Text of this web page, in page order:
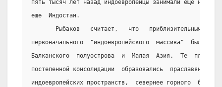
пять тысяч лет назад индоевропейцы занимали еще не
еще  Индостан.
Рыбаков   считает,   что   приблизительным
первоначального  "индоевропейского  массива"  была
Балканского  полуострова  и  Малая  Азия.  Те
постепенной консолидации  образовались  праславяне,
индоевропейских пространств,  севернее горного